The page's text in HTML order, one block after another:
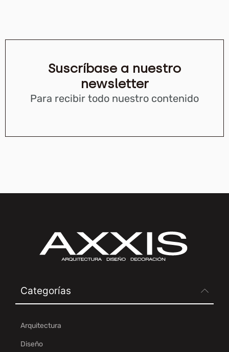
Suscríbase a nuestro
newsletter
Para recibir todo nuestro contenido
Categorías
Arquitectura
Diseño